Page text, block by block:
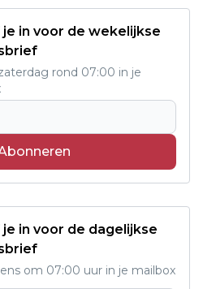
je in voor de wekelijkse
rond 07:00 in je
je in voor de dagelijkse
om 07:00 uur in je mailbox